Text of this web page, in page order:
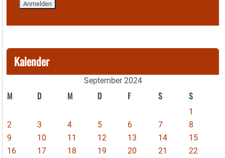
Kalender
September 2024
M D M D F S S
1
2
3 4 5 6 7
8
9
10 11 12 13 14
15
16
17 18 19 20 21
22